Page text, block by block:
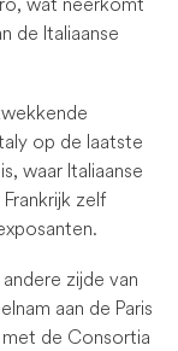
de Italiaanse
op de laatste
waar Italiaanse
zelf
zijde van
aan de Paris
de Consortia